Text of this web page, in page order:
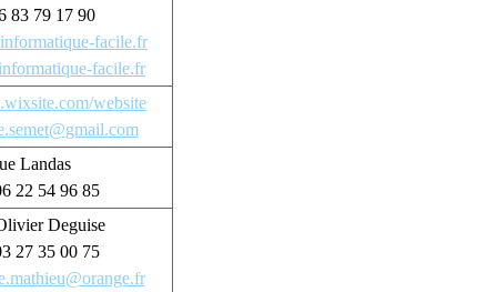
83 79 17 90
facile.fr
facile.fr
website
Landas
22 54 96 85
Deguise
27 35 00 75